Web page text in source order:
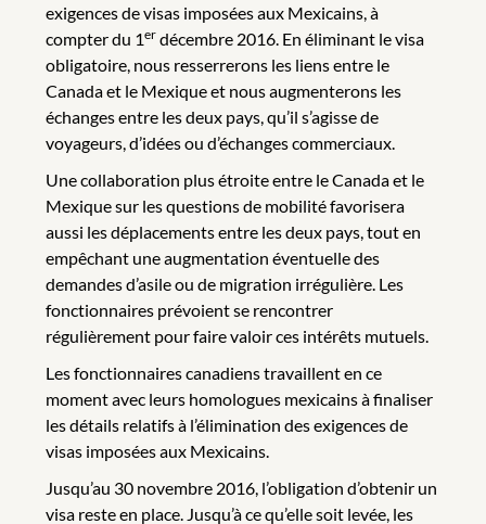
exigences de visas imposées aux Mexicains, à
compter du 1er décembre 2016. En éliminant le visa
obligatoire, nous resserrerons les liens entre le
Canada et le Mexique et nous augmenterons les
échanges entre les deux pays, qu’il s’agisse de
voyageurs, d’idées ou d’échanges commerciaux.
Une collaboration plus étroite entre le Canada et le
Mexique sur les questions de mobilité favorisera
aussi les déplacements entre les deux pays, tout en
empêchant une augmentation éventuelle des
demandes d’asile ou de migration irrégulière. Les
fonctionnaires prévoient se rencontrer
régulièrement pour faire valoir ces intérêts mutuels.
Les fonctionnaires canadiens travaillent en ce
moment avec leurs homologues mexicains à finaliser
les détails relatifs à l’élimination des exigences de
visas imposées aux Mexicains.
Jusqu’au 30 novembre 2016, l’obligation d’obtenir un
visa reste en place. Jusqu’à ce qu’elle soit levée, les